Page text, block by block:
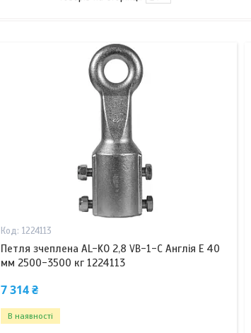
1224113
Петля зчеплена AL-KO 2,8 VB-1-C Англія E 40
мм 2500-3500 кг 1224113
7 314 ₴
В наявності